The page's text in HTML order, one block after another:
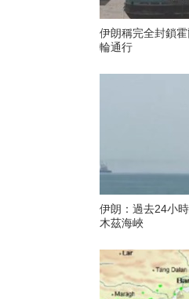
伊朗稱完全封鎖
輪通行
伊朗：過去24小
木茲海峽